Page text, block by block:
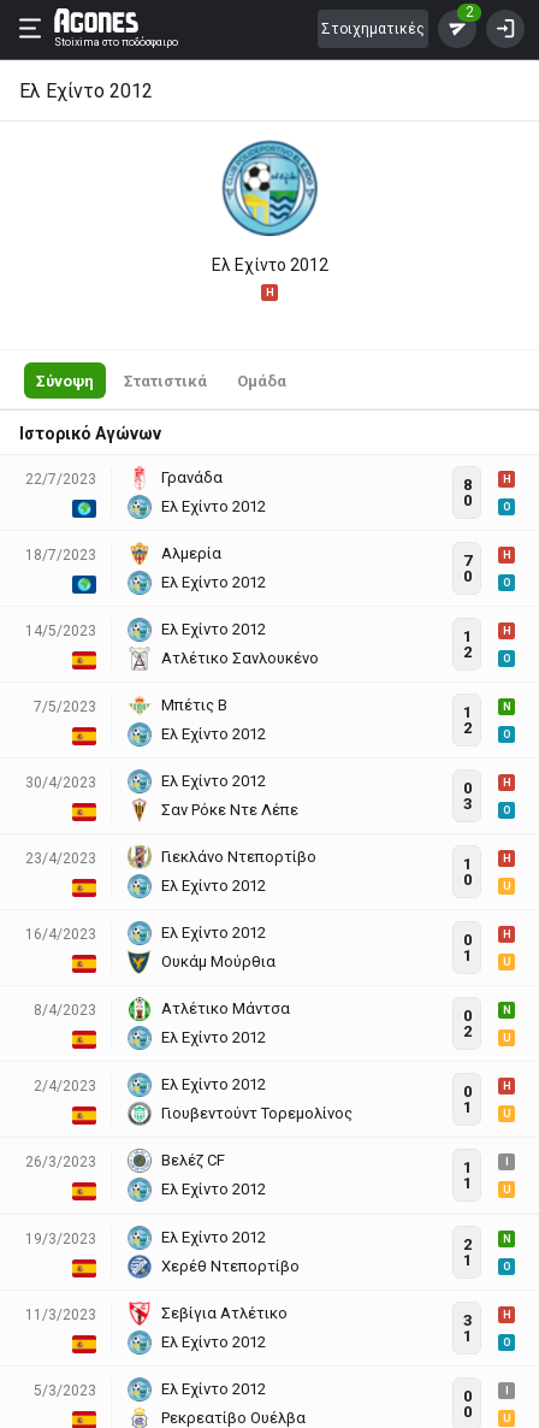
Stoixima στο ποδόσφαιρο
Στοιχηματικές
2
Ελ Εχίντο 2012
Ελ Εχίντο 2012
H
Σύνοψη Στατιστικά Ομάδα
Ιστορικό Αγώνων
22/7/2023
Γρανάδα
Ελ Εχίντο 2012
8
0
H
O
18/7/2023
Αλμερία
Ελ Εχίντο 2012
7
0
H
O
14/5/2023
Ελ Εχίντο 2012
Ατλέτικο Σανλουκένο
1
2
H
O
7/5/2023
Μπέτις Β
Ελ Εχίντο 2012
1
2
N
O
30/4/2023
Ελ Εχίντο 2012
Σαν Ρόκε Ντε Λέπε
0
3
H
O
23/4/2023
Γιεκλάνο Ντεπορτίβο
Ελ Εχίντο 2012
1
0
H
U
16/4/2023
Ελ Εχίντο 2012
Ουκάμ Μούρθια
0
1
H
U
8/4/2023
Ατλέτικο Μάντσα
Ελ Εχίντο 2012
0
2
N
U
2/4/2023
Ελ Εχίντο 2012
Γιουβεντούντ Τορεμολίνος
0
1
H
U
26/3/2023
Βελέζ CF
Ελ Εχίντο 2012
1
1
U
19/3/2023
Ελ Εχίντο 2012
Χερέθ Ντεπορτίβο
2
1
N
O
11/3/2023
Σεβίγια Ατλέτικο
Ελ Εχίντο 2012
3
1
H
O
5/3/2023
Ελ Εχίντο 2012
Ρεκρεατίβο Ουέλβα
0
0
U